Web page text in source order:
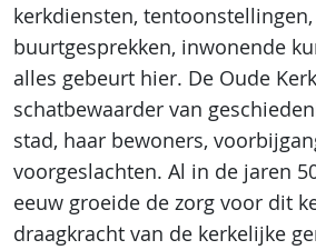
kerkdiensten, tentoonstellingen,
buurtgesprekken, inwonende
alles gebeurt hier. De Oude
schatbewaarder van
stad, haar bewoners,
voorgeslachten. Al in de jaren
eeuw groeide de zorg voor dit
draagkracht van de kerkelijke